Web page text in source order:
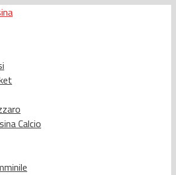
Calcio